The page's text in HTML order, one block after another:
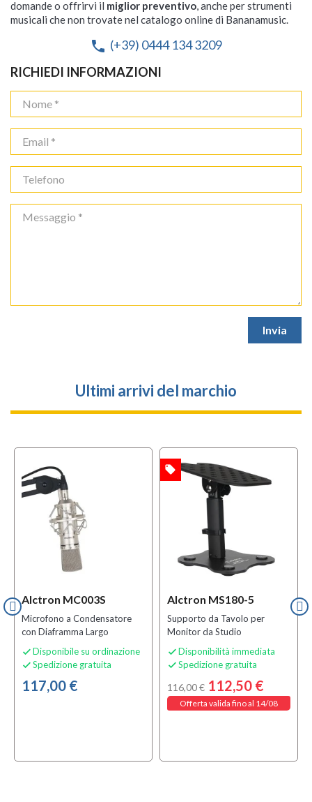
domande o offrirvi il miglior preventivo, anche per strumenti
musicali che non trovate nel catalogo online di Bananamusic.
phone (+39) 0444 134 3209
RICHIEDI INFORMAZIONI
Ultimi arrivi del marchio
Alctron MC003S
Microfono a Condensatore
con Diaframma Largo
 Disponibile su ordinazione
 Spedizione gratuita
117,00 €
Alctron MS180-5
Supporto da Tavolo per
Monitor da Studio
 Disponibilità immediata
 Spedizione gratuita
116,00 € 112,50 €
Offerta valida fino al 14/08
local_offer